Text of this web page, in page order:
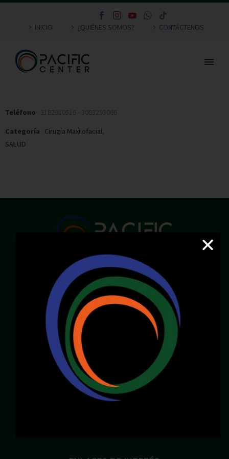
INICIO ¿QUIÉNES SOMOS? CONTÁCTENOS
Teléfono
Categoría Cirugía Maxilofacial
SALUD
servicioalcliente@pacificcenter.co
WhatsApp: 321 2609022
Dirección:Calle 36N # 6A – 65
Zona Chipichape, Cali – Valle – Colombia
LOCALES DISPONIBLES
Chirly Gilaberth:
3172196770
corporatewtccali@gmail.com